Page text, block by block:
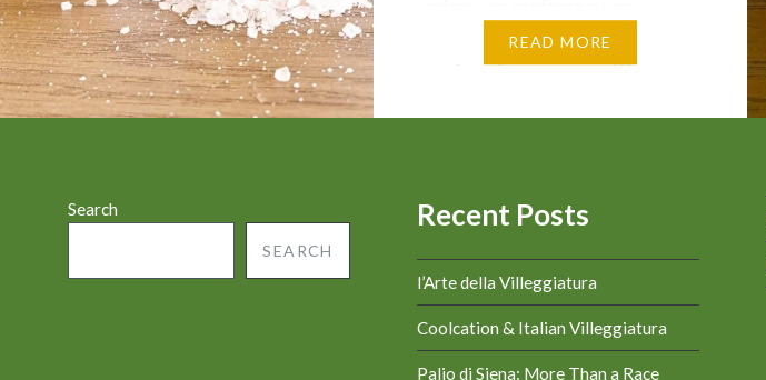
fragranza (Scent, fragrance,
perfume) oppure un cattivo
Chiara si parla spesso…
READ MORE
Search
SEARCH
Recent Posts
l’Arte della Villeggiatura
Coolcation & Italian Villeggiatura
Palio di Siena: More Than a Race